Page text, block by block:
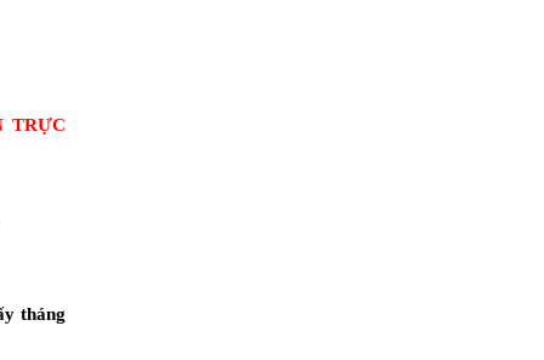
TRỰC
tháng